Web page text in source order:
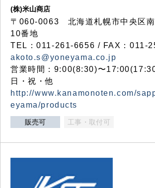
(株)米山商店
〒060-0063 北海道札幌市中央区南
10番地
TEL：011-261-6656 / FAX：011-
akoto.s@yoneyama.co.jp
営業時間：9:00(8:30)〜
日・祝・他
http://www.kanamonoten.com/
eyama/products
販売可 工事・取付可